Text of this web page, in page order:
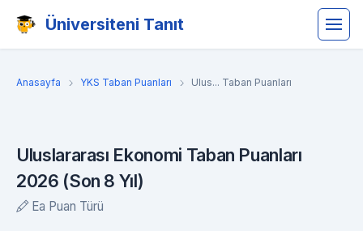
Üniversiteni Tanıt
Anasayfa YKS Taban Puanları Ulus... Taban Puanları
Uluslararası Ekonomi Taban Puanları
2026 (Son 8 Yıl)
Ea Puan Türü